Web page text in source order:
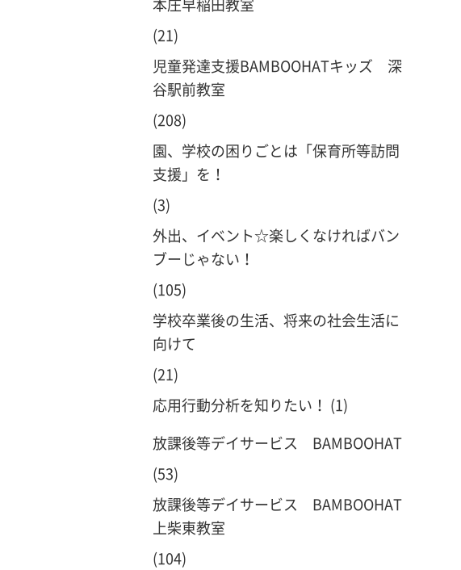
本庄早稲田教室
(21)
児童発達支援BAMBOOHATキッズ 深
谷駅前教室
(208)
園、学校の困りごとは「保育所等訪問
支援」を！
(3)
外出、イベント☆楽しくなければバン
ブーじゃない！
(105)
学校卒業後の生活、将来の社会生活に
向けて
(21)
応用行動分析を知りたい！ (1)
放課後等デイサービス BAMBOOHAT
(53)
放課後等デイサービス BAMBOOHAT
上柴東教室
(104)